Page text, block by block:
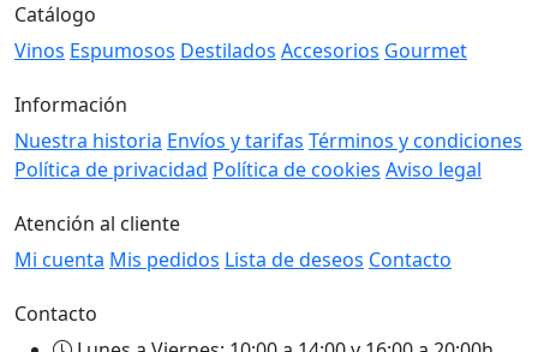
Catálogo
Vinos Espumosos Destilados Accesorios Gourmet
Información
Nuestra historia Envíos y tarifas Términos y condiciones
Política de privacidad Política de cookies Aviso legal
Atención al cliente
Mi cuenta Mis pedidos Lista de deseos Contacto
Contacto